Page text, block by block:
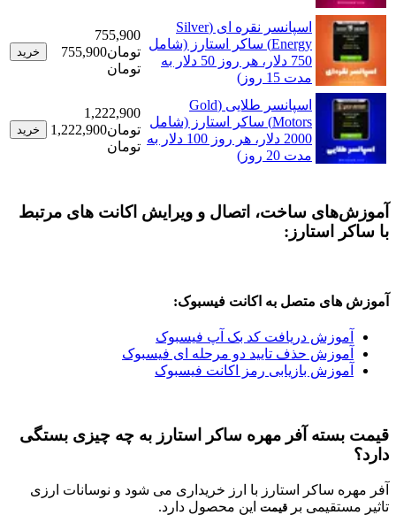
اسپانسر نقره ای (Silver
Energy) ساکر استارز (شامل
750 دلار، هر روز 50 دلار به
مدت 15 روز)
755,900
تومان755,900
تومان
خرید
اسپانسر طلایی (Gold
Motors) ساکر استارز (شامل
2000 دلار، هر روز 100 دلار به
مدت 20 روز)
1,222,900
تومان1,222,900
تومان
خرید
ساخت، اتصال و ویرایش اکانت های مرتبط
استارز:
متصل به اکانت فیسبوک:
دریافت کد بک آپ فیسبوک
حذف تایید دو مرحله ای فیسبوک
بازیابی رمز اکانت فیسبوک
آفر مهره ساکر استارز به چه چیزی بستگی
ساکر استارز با ارز خریداری می شود و نوسانات ارزی
برقیمتاین محصول دارد.